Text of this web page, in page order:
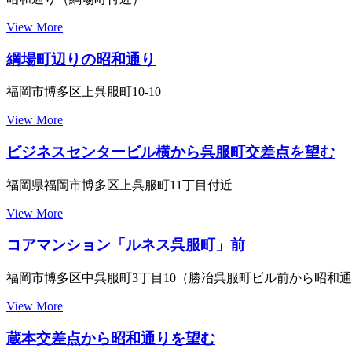
View More
綱場町辺りの昭和通り
福岡市博多区上呉服町10-10
View More
ビジネスセンタービル横から呉服町交差点を望む
福岡県福岡市博多区上呉服町11丁目付近
View More
コアマンション「ルネス呉服町」前
福岡市博多区中呉服町3丁目10（勝冶呉服町ビル前から昭和通
View More
蔵本交差点から昭和通りを望む